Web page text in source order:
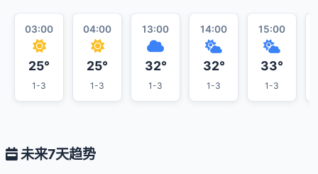
03:00
25°
1-3
04:00
25°
1-3
13:00
32°
1-3
14:00
32°
1-3
15:00
33°
1-3
未来7天趋势